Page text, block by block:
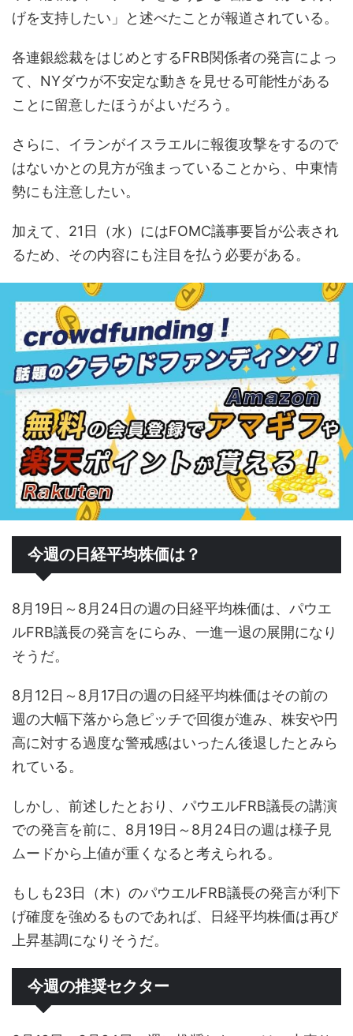
げを支持したい」と述べたことが報道されている。
各連銀総裁をはじめとするFRB関係者の発言によっ
て、NYダウが不安定な動きを見せる可能性がある
ことに留意したほうがよいだろう。
さらに、イランがイスラエルに報復攻撃をするので
はないかとの見方が強まっていることから、中東情
勢にも注意したい。
加えて、21日（水）にはFOMC議事要旨が公表され
るため、その内容にも注目を払う必要がある。
今週の日経平均株価は？
8月19日～8月24日の週の日経平均株価は、パウエ
ルFRB議長の発言をにらみ、一進一退の展開になり
そうだ。
8月12日～8月17日の週の日経平均株価はその前の
週の大幅下落から急ピッチで回復が進み、株安や円
高に対する過度な警戒感はいったん後退したとみら
れている。
しかし、前述したとおり、パウエルFRB議長の講演
での発言を前に、8月19日～8月24日の週は様子見
ムードから上値が重くなると考えられる。
もしも23日（木）のパウエルFRB議長の発言が利下
げ確度を強めるものであれば、日経平均株価は再び
上昇基調になりそうだ。
今週の推奨セクター